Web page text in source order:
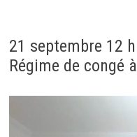
21 septembre 12
Régime de congé